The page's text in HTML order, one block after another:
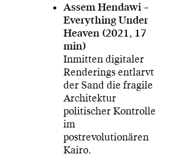
Assem Hendawi –
Everything Under
Heaven (2021, 17
min)
Inmitten digitaler
Renderings entlarvt
der Sand die fragile
Architektur
politischer Kontrolle
im
postrevolutionären
Kairo.